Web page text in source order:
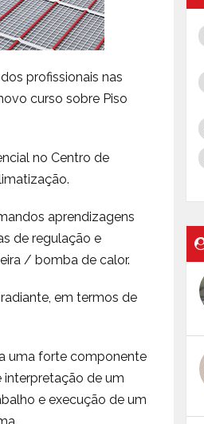
profissionais nas
curso sobre Piso
no Centro de
aprendizagens
de regulação e
/ bomba de calor.
em termos de
uma forte componente
interpretação de um
e execução de um